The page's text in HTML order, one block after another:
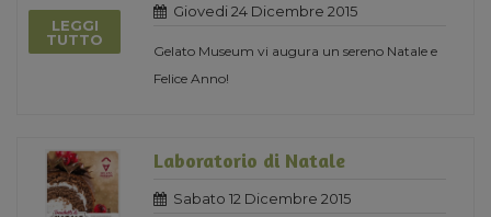
LEGGI
TUTTO
Giovedi 24 Dicembre 2015
Gelato Museum vi augura un sereno Natale e
Felice Anno!
Laboratorio di Natale
Sabato 12 Dicembre 2015